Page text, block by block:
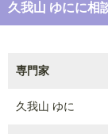
久我山 ゆにに相
専門家
久我山 ゆに